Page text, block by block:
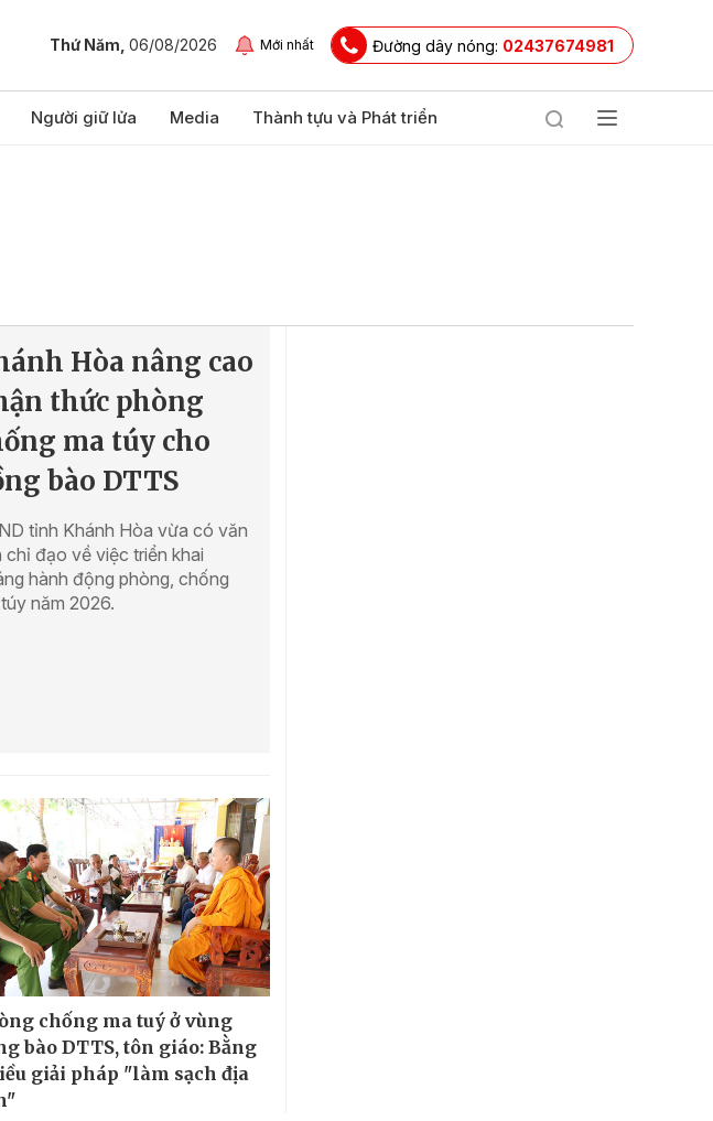
Thứ Năm, 06/08/2026 Mới nhất Đường dây nóng: 02437674981
Người giữ lửa Media Thành tựu và Phát triển
Hòa nâng cao
thức phòng
ma túy cho
bào DTTS
tỉnh Khánh Hòa vừa có văn
chỉ đạo về việc triển khai
hành động phòng, chống
năm 2026.
chống ma tuý ở vùng
bào DTTS, tôn giáo: Bằng
giải pháp "làm sạch địa